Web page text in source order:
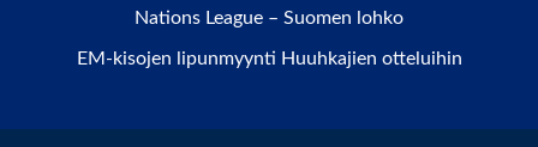
Nations League – Suomen lohko
EM-kisojen lipunmyynti Huuhkajien otteluihin